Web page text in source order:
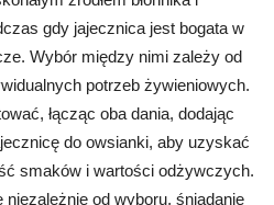
gdy jajecznica jest bogata w
Wybór między nimi zależy od
potrzeb żywieniowych.
łącząc oba dania, dodając
do owsianki, aby uzyskać
smaków i wartości odżywczych.
od wyboru, śniadanie